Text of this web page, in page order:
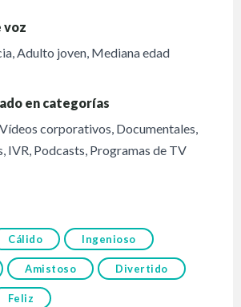
voz
,Adulto joven, Mediana edad
en categorías
Vídeos corporativos, Documentales,
, IVR, Podcasts, Programas de TV
Cálido Ingenioso
Amistoso Divertido
Feliz